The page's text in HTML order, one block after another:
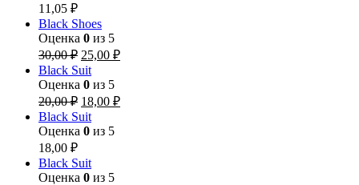
11,05 ₽
Black Shoes
Оценка 0 из 5
30,00₽ 25,00 ₽
Black Suit
Оценка 0 из 5
20,00₽ 18,00 ₽
Black Suit
Оценка 0 из 5
18,00 ₽
Black Suit
Оценка 0 из 5